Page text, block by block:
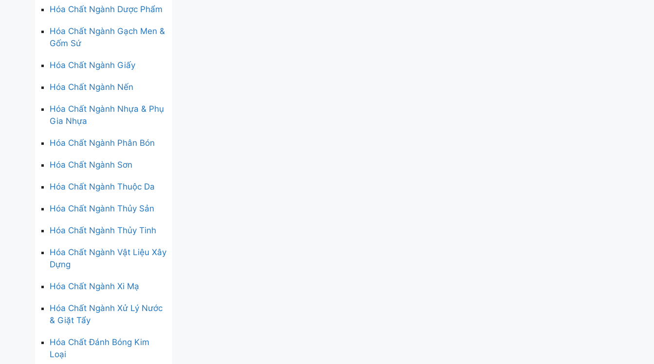
Hóa Chất Ngành Dược Phẩm
Hóa Chất Ngành Gạch Men &
Gốm Sứ
Hóa Chất Ngành Giấy
Hóa Chất Ngành Nến
Hóa Chất Ngành Nhựa & Phụ
Gia Nhựa
Hóa Chất Ngành Phân Bón
Hóa Chất Ngành Sơn
Hóa Chất Ngành Thuộc Da
Hóa Chất Ngành Thủy Sản
Hóa Chất Ngành Thủy Tinh
Hóa Chất Ngành Vật Liệu Xây
Dựng
Hóa Chất Ngành Xi Mạ
Hóa Chất Ngành Xử Lý Nước
& Giặt Tẩy
Hóa Chất Đánh Bóng Kim
Loại